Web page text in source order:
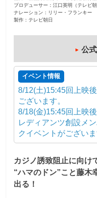
で
プロデューサー：江口英明（テレビ
ナレーション：リリー・フランキー
製作：テレビ朝日
公
イベント情報
8/12(土)15:45回上映
ございます。
8/18(金)15:45回上映
レディアンツ創設メ
クイベントがございま
カジノ誘致阻止に向け
“ハマのドン”こと藤木
出る！